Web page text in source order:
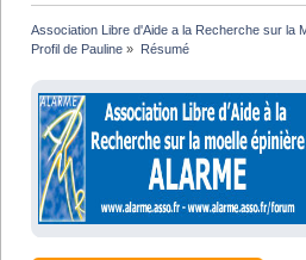
Association Libre d'Aide a la Recherche sur la
Profil de Pauline » Résumé